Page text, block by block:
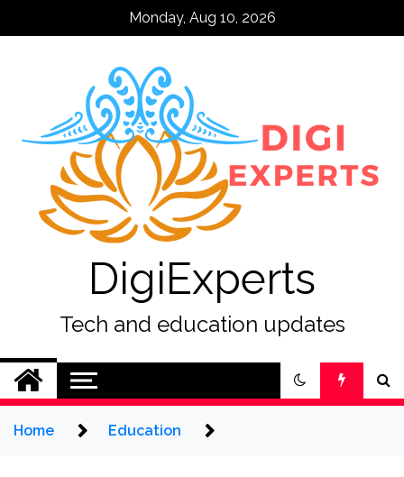
Monday, Aug 10, 2026
DigiExperts
Tech and education updates
Home Education